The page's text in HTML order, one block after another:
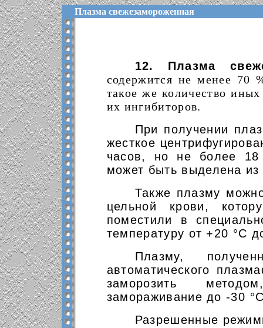
Плазма свежезамороженная
12. Плазма
содержится не менее 70
такое же количество
их ингибиторов.
При получении
жесткое
часов, но не более 18
может быть выделена
Также плазму
цельной крови,
поместили в
температуру от +20 °С
Плазму,
автоматического
заморозить
замораживание до -30
Разрешенные